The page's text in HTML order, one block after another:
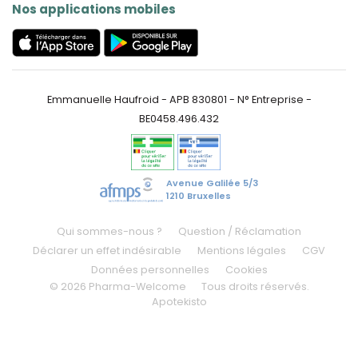
Nos applications mobiles
Emmanuelle Haufroid - APB 830801 - N° Entreprise -
BE0458.496.432
Avenue Galilée 5/3
1210 Bruxelles
Qui sommes-nous ?
Question / Réclamation
Déclarer un effet indésirable
Mentions légales
CGV
Données personnelles
Cookies
© 2026 Pharma-Welcome
Tous droits réservés.
Apotekisto